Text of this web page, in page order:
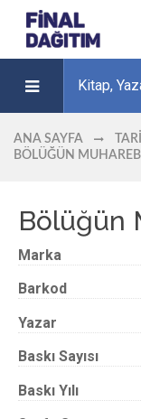
ANA SAYFA
BÖLÜĞÜN
Bölüğün
Marka
Barkod
Yazar
Baskı Sayısı
Baskı Yılı